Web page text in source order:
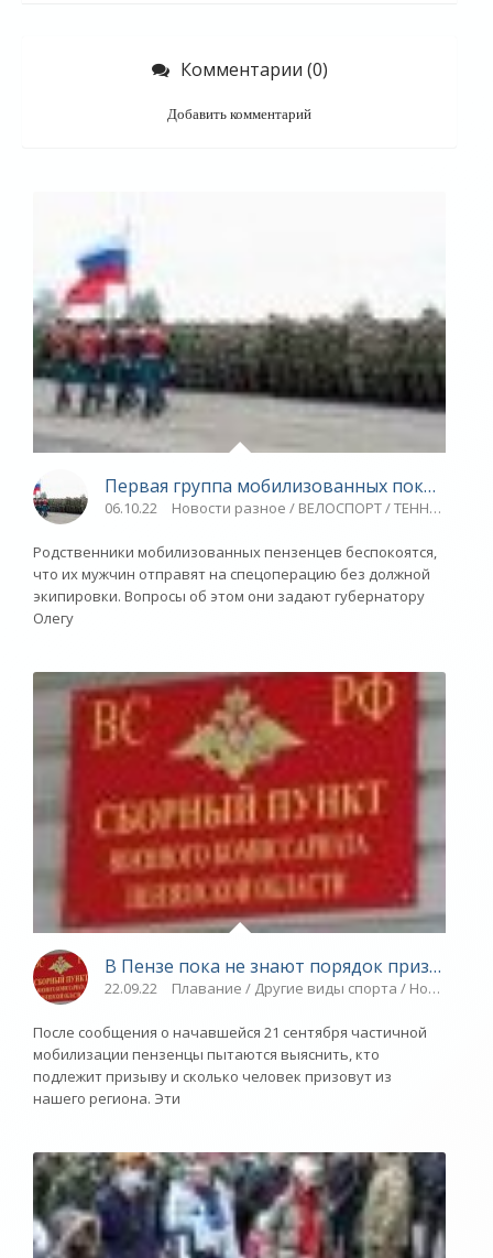
Комментарии (0)
Добавить комментарий
Первая группа мобилизованных покинет
06.10.22 Новости разное / ВЕЛОСПОРТ / ТЕННИС /
Родственники мобилизованных пензенцев беспокоятся,
что их мужчин отправят на спецоперацию без должной
экипировки. Вопросы об этом они задают губернатору
Олегу
В Пензе пока не знают порядок призыва
22.09.22 Плавание / Другие виды спорта / Новости
После сообщения о начавшейся 21 сентября частичной
мобилизации пензенцы пытаются выяснить, кто
подлежит призыву и сколько человек призовут из
нашего региона. Эти